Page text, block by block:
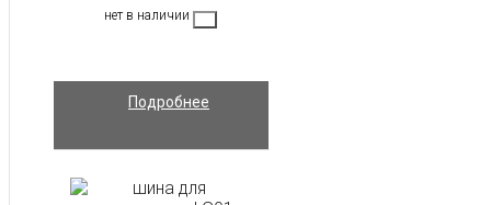
нет в наличии
Подробнее